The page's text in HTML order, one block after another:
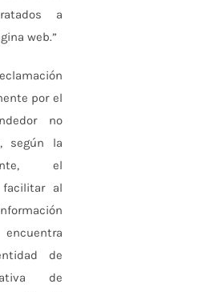
a
web.”
por el
no
según la
el
facilitar al
de
de